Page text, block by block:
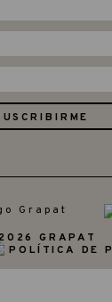
GRAPAT
POLÍTICA DE